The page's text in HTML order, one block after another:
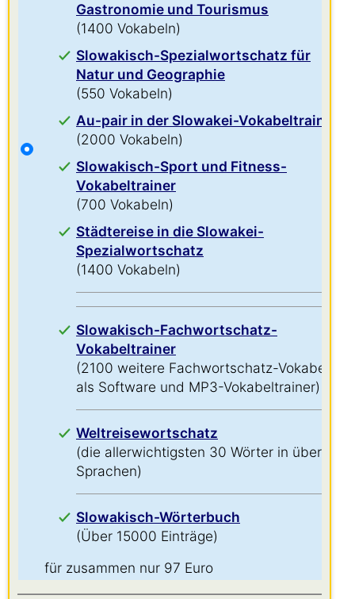
Gastronomie und Tourismus
(1400 Vokabeln)
Slowakisch-Spezialwortschatz für
Natur und Geographie
(550 Vokabeln)
Au-pair in der Slowakei-Vokabeltrainer
(2000 Vokabeln)
Slowakisch-Sport und Fitness-
Vokabeltrainer
(700 Vokabeln)
Städtereise in die Slowakei-
Spezialwortschatz
(1400 Vokabeln)
Slowakisch-Fachwortschatz-
Vokabeltrainer
(2100 weitere Fachwortschatz-Vokabeln
als Software und MP3-Vokabeltrainer)
Weltreisewortschatz
(die allerwichtigsten 30 Wörter in über 60
Sprachen)
Slowakisch-Wörterbuch
(Über 15000 Einträge)
für zusammen nur 97 Euro